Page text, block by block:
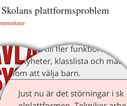
plattformsproblem